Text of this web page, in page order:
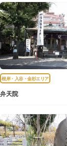
根岸・入谷・金杉エリア
弁天院